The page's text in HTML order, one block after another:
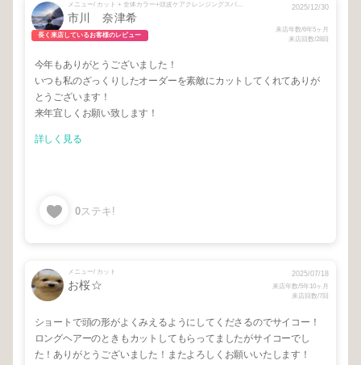
メニュー/ カット + 全体カラー+頭皮ケアクレンジングスパシャンプー
市川 奈津希
長く来店しているお客様のレビュー
2025/12/30
来店年数/6年5ヶ月
来店回数/28回
今年もありがとうございました！
いつも私のざっくりしたオーダーを素敵にカットしてくれてありが
とうございます！
来年宜しくお願い致します！
詳しく見る
0ステキ!
メニュー/ カット
お桜☆
2025/07/18
来店年数/5年10ヶ月
来店回数/7回
ショートで頭の形がよくみえるようにしてくださるのでサイコー！
ロングヘアーのときもカットしてもらってましたがサイコーでし
た！ありがとうございました！またよろしくお願いいたします！